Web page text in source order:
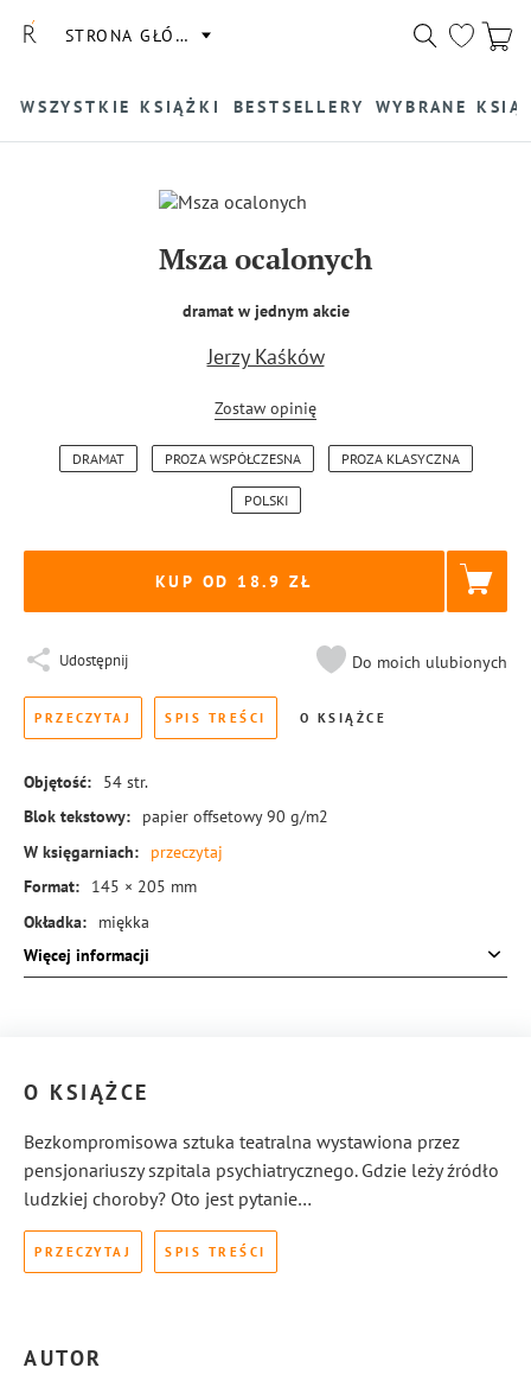
STRONA GŁÓWNA
WSZYSTKIE KSIĄŻKI BESTSELLERY WYBRANE
Msza ocalonych
dramat w jednym akcie
Jerzy Kaśków
Zostaw opinię
DRAMAT PROZA WSPÓŁCZESNA PROZA KLASYCZNA
POLSKI
KUP OD 18.9
Udostępnij Do moich ulubionych
PRZECZYTAJ SPIS TREŚCI O KSIĄŻCE
Objętość: 54 str.
Blok tekstowy:
papier offsetowy 90 g/m2
W księgarniach:
przeczytaj
Format:
145 × 205 mm
Okładka:
miękka
Rodzaj oprawy: blok klejony
Więcej informacji
O KSIĄŻCE
Bezkompromisowa sztuka teatralna wystawiona przez
pensjonariuszy szpitala psychiatrycznego. Gdzie leży źródło
ludzkiej choroby? Oto jest pytanie…
PRZECZYTAJ SPIS TREŚCI
AUTOR